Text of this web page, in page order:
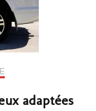
adaptées